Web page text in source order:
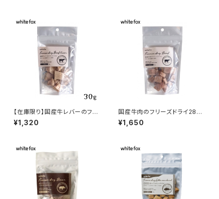
【在庫限り】国産牛レバーのフリ
ーズドライ30g whitefox
¥1,320
国産牛肉のフリーズドライ28g
whitefox
¥1,650